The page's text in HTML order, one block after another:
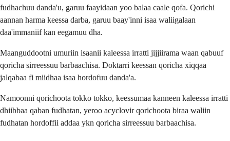
fudhachuu danda'u, garuu faayidaan yoo balaa caale qofa. Qorichi
aannan harma keessa darba, garuu baay'inni isaa waliigalaan
daa'immaniif kan eegamuu dha.
Maanguddootni umuriin isaanii kaleessa irratti jijjiirama waan qabuuf
qoricha sirreessuu barbaachisa. Doktarri keessan qoricha xiqqaa
jalqabaa fi miidhaa isaa hordofuu danda'a.
Namoonni qorichoota tokko tokko, keessumaa kanneen kaleessa irratti
dhiibbaa qaban fudhatan, yeroo acyclovir qorichoota biraa waliin
fudhatan hordoffii addaa ykn qoricha sirreessuu barbaachisa.